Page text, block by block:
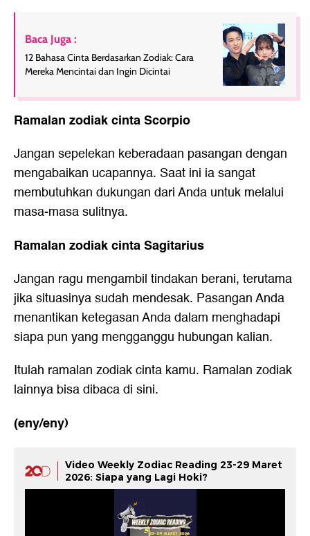
Baca Juga :
12 Bahasa Cinta Berdasarkan Zodiak: Cara
Mereka Mencintai dan Ingin Dicintai
Ramalan zodiak cinta Scorpio
Jangan sepelekan keberadaan pasangan dengan
mengabaikan ucapannya. Saat ini ia sangat
membutuhkan dukungan dari Anda untuk melalui
masa-masa sulitnya.
Ramalan zodiak cinta Sagitarius
Jangan ragu mengambil tindakan berani, terutama
jika situasinya sudah mendesak. Pasangan Anda
menantikan ketegasan Anda dalam menghadapi
siapa pun yang mengganggu hubungan kalian.
Itulah ramalan zodiak cinta kamu. Ramalan zodiak
lainnya bisa dibacadi sini.
(eny/eny)
Video Weekly Zodiac Reading 23-29 Maret
2026: Siapa yang Lagi Hoki?